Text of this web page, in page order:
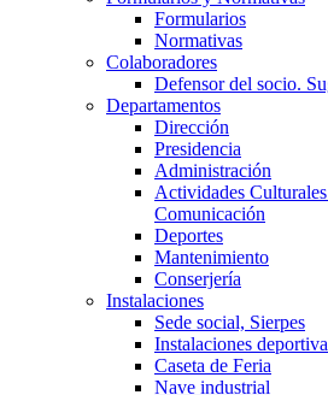
Formularios
Normativas
Colaboradores
Defensor del socio.
Departamentos
Dirección
Presidencia
Administración
Actividades
Comunicación
Deportes
Mantenimiento
Conserjería
Instalaciones
Sede social, Sierpes
Instalaciones
Caseta de Feria
Nave industrial